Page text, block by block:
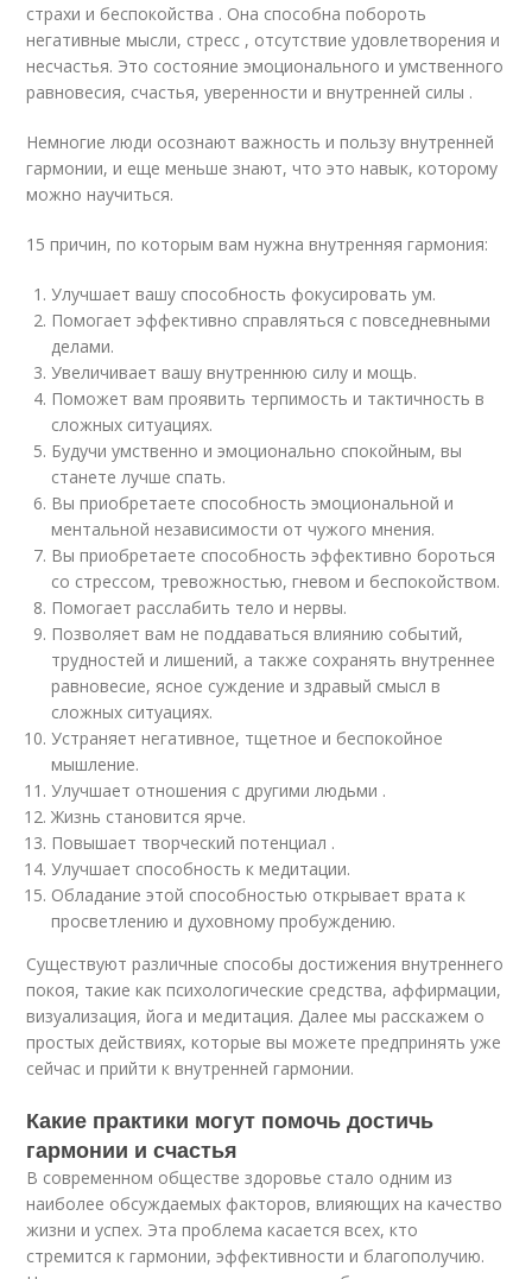
страхи и беспокойства . Она способна побороть
негативные мысли, стресс , отсутствие удовлетворения и
несчастья. Это состояние эмоционального и умственного
равновесия, счастья, уверенности и внутренней силы .
Немногие люди осознают важность и пользу внутренней
гармонии, и еще меньше знают, что это навык, которому
можно научиться.
15 причин, по которым вам нужна внутренняя гармония:
Улучшает вашу способность фокусировать ум.
Помогает эффективно справляться с повседневными
делами.
Увеличивает вашу внутреннюю силу и мощь.
Поможет вам проявить терпимость и тактичность в
сложных ситуациях.
Будучи умственно и эмоционально спокойным, вы
станете лучше спать.
Вы приобретаете способность эмоциональной и
ментальной независимости от чужого мнения.
Вы приобретаете способность эффективно бороться
со стрессом, тревожностью, гневом и беспокойством.
Помогает расслабить тело и нервы.
Позволяет вам не поддаваться влиянию событий,
трудностей и лишений, а также сохранять внутреннее
равновесие, ясное суждение и здравый смысл в
сложных ситуациях.
Устраняет негативное, тщетное и беспокойное
мышление.
Улучшает отношения с другими людьми .
Жизнь становится ярче.
Повышает творческий потенциал .
Улучшает способность к медитации.
Обладание этой способностью открывает врата к
просветлению и духовному пробуждению.
Существуют различные способы достижения внутреннего
покоя, такие как психологические средства, аффирмации,
визуализация, йога и медитация. Далее мы расскажем о
простых действиях, которые вы можете предпринять уже
сейчас и прийти к внутренней гармонии.
Какие практики могут помочь достичь
гармонии и счастья
В современном обществе здоровье стало одним из
наиболее обсуждаемых факторов, влияющих на качество
жизни и успех. Эта проблема касается всех, кто
стремится к гармонии, эффективности и благополучию.